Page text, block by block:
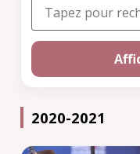
2020-2021